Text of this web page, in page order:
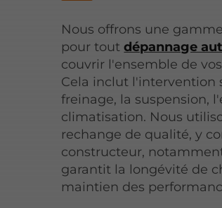
Nous offrons une
pour toutdépannage
couvrir l'ensemble de
Cela inclut l'intervention
freinage, la suspension,
climatisation. Nous
rechange de qualité, y
constructeur,
garantit la longévité de
maintien des